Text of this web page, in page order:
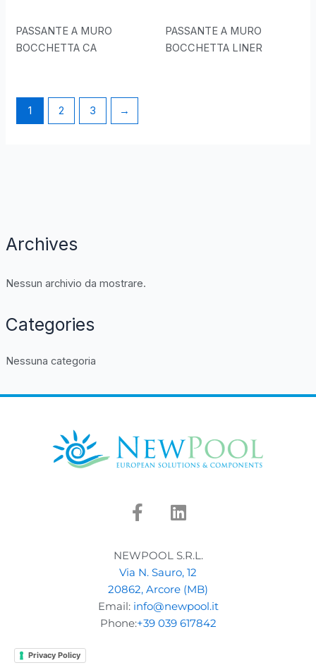
Archives
Nessun archivio da mostrare.
Categories
Nessuna categoria
PASSANTE A MURO
BOCCHETTA CA
PASSANTE A MURO
BOCCHETTA LINER
1 2 3 →
NEWPOOL S.R.L.
Via N. Sauro, 12
20862, Arcore (MB)
Email: info@newpool.it
Phone:+39 039 617842
Privacy Policy
a
e
b
o
o
k
i
k
e
d
i
n